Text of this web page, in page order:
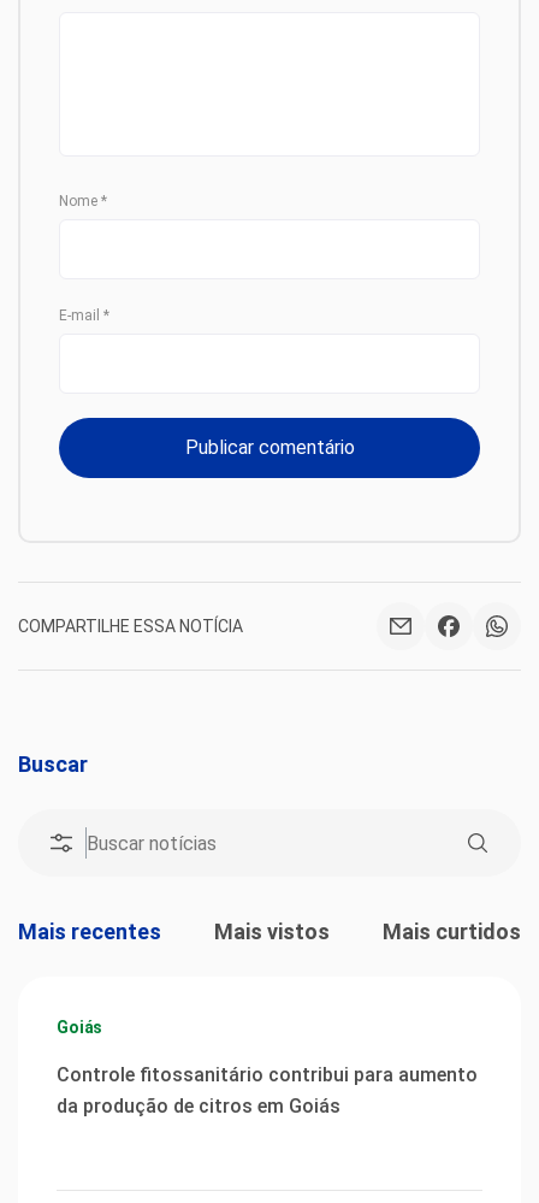
Nome *
E-mail *
COMPARTILHE ESSA NOTÍCIA
Buscar
Mais recentes Mais vistos Mais curtidos
Goiás
Controle fitossanitário contribui para aumento
da produção de citros em Goiás